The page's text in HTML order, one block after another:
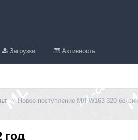
Загрузки Активность
Новое поступление МЛ W163 320
год